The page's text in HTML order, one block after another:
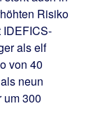
Risiko
IDEFICS-
als elf
von 40
neun
300